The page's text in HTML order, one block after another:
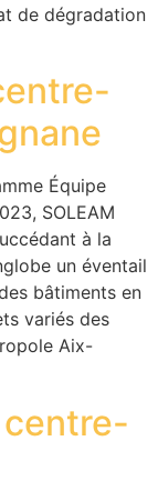
de dégradation
Équipe
SOLEAM
à la
un éventail
bâtiments en
variés des
Aix-